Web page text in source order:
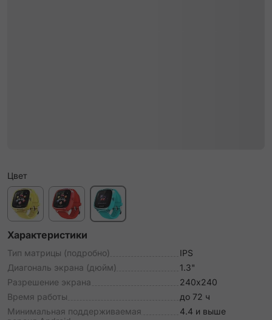
Цвет
Характеристики
Тип матрицы (подробно)
IPS
Диагональ экрана (дюйм)
1.3"
Разрешение экрана
240х240
Время работы
до 72 ч
Минимальная поддерживаемая
4.4 и выше